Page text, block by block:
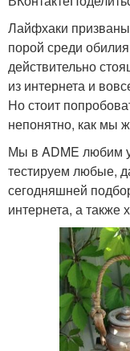
Лайфхаки
порой среди
действительно
из интернета и
Но стоит
непонятно, как мы
Мы в ADME любим
тестируем любые,
сегодняшней
интернета, а также